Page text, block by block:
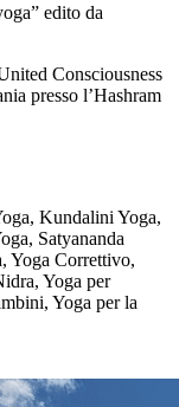
edito da
Consciousness
presso l’Hashram
Kundalini Yoga,
Satyananda
Yoga Correttivo,
Yoga per
Yoga per la